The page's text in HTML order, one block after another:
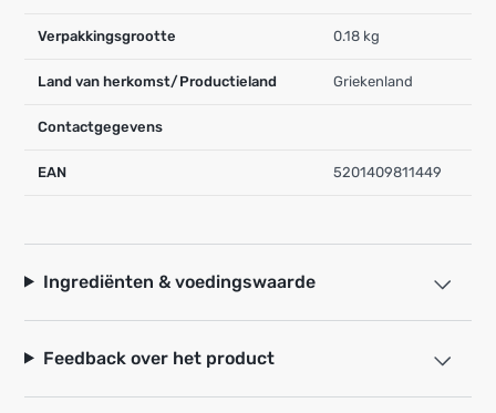
Verpakkingsgrootte 0.18 kg
Land van herkomst/Productieland Griekenland
Contactgegevens
EAN 5201409811449
Ingrediënten & voedingswaarde
Feedback over het product